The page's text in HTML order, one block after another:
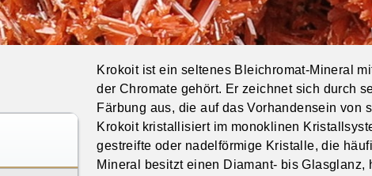
Krokoit ist ein seltenes Bleichromat-Mineral
der Chromate gehört. Er zeichnet sich durch
Färbung aus, die auf das Vorhandensein von
Krokoit kristallisiert im monoklinen
gestreifte oder nadelförmige Kristalle, die
Mineral besitzt einen Diamant- bis